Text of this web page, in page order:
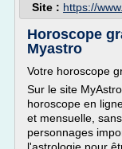
Site : https://
Horoscope
Myastro
Votre horoscope
Sur le site
horoscope en
et mensuelle,
personnages